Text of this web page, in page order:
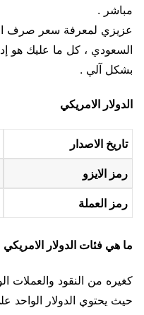
مباشر .
السعودي ، كل ما عليك هو
بشكل آلي .
الدولار الامريكي
تاريخ الاصدار
رمز الايزو
رمز العملة
ما هي فئات الدولار الامريكي
كغيره من النقود والعملات
حيث يحتوي الدولار الواحد